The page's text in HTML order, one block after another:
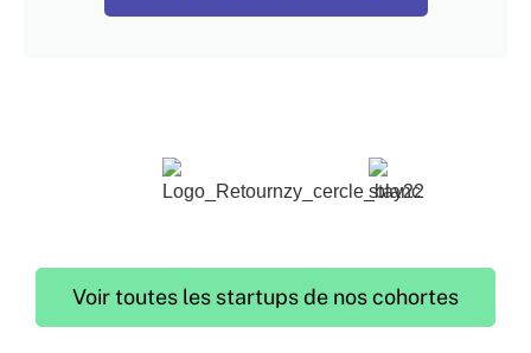
Voir toutes les startups de nos cohortes